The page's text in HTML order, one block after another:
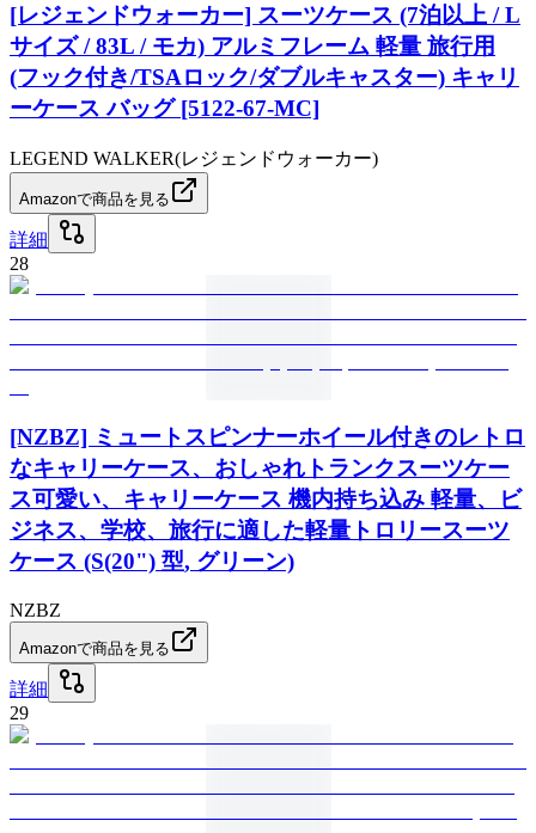
[レジェンドウォーカー] スーツケース (7泊以上 / L
サイズ / 83L / モカ) アルミフレーム 軽量 旅行用
(フック付き/TSAロック/ダブルキャスター) キャリ
ーケース バッグ [5122-67-MC]
LEGEND WALKER(レジェンドウォーカー)
Amazonで商品を見る
詳細
28
[NZBZ] ミュートスピンナーホイール付きのレトロ
なキャリーケース、おしゃれトランクスーツケー
ス可愛い、キャリーケース 機内持ち込み 軽量、ビ
ジネス、学校、旅行に適した軽量トロリースーツ
ケース (S(20") 型, グリーン)
NZBZ
Amazonで商品を見る
詳細
29